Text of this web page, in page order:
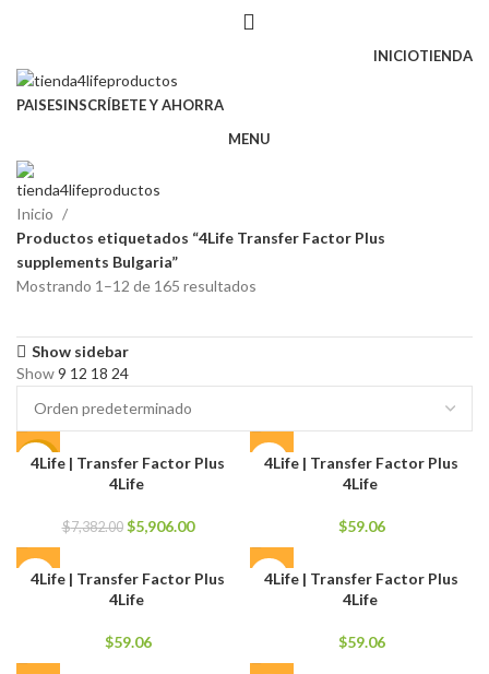
INICIOTIENDA
PAISESINSCRÍBETE Y AHORRA
MENU
Inicio
Productos etiquetados “4Life Transfer Factor Plus
supplements Bulgaria”
Mostrando 1–12 de 165 resultados
Show sidebar
Show9 12 18 24
-20%
4Life | Transfer Factor Plus
4Life
$7,382.00 El
era:
$7,382.00.
$5,906.00El
es:
4Life | Transfer Factor Plus
4Life
$59.06
4Life | Transfer Factor Plus
4Life
$59.06
4Life | Transfer Factor Plus
4Life
$59.06